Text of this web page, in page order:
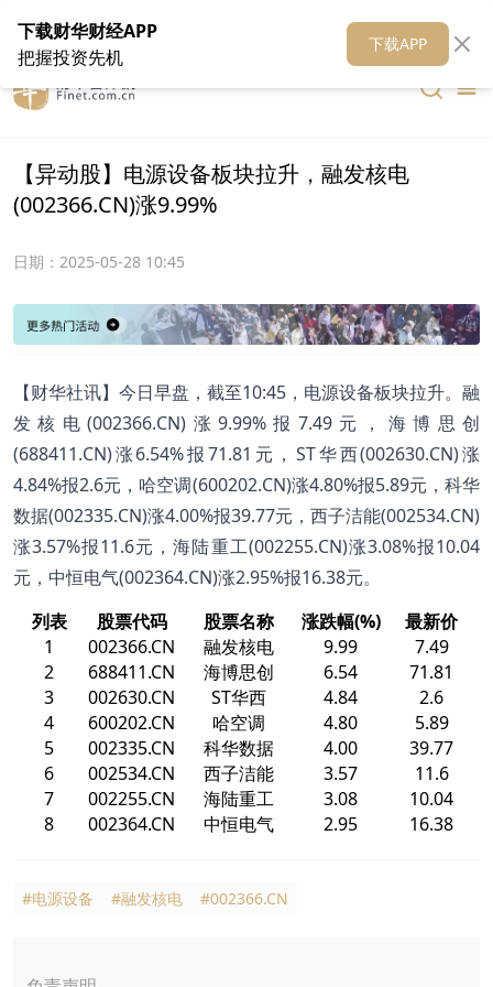
在线客服 关于我们 财华媒体矩阵 财华智库
【异动股】电源设备板块拉升，融发核电
(002366.CN)涨9.99%
日期： 2025-05-28 10:45
【财华社讯】今日早盘，截至10:45，电源设备板块拉升。融
发核电(002366.CN)涨9.99%报7.49元，海博思创
(688411.CN)涨6.54%报71.81元，ST华西(002630.CN)涨
4.84%报2.6元，哈空调(600202.CN)涨4.80%报5.89元，科华
数据(002335.CN)涨4.00%报39.77元，西子洁能(002534.CN)
涨3.57%报11.6元，海陆重工(002255.CN)涨3.08%报10.04
元，中恒电气(002364.CN)涨2.95%报16.38元。
列表
股票代码 股票名称 涨跌幅(%)
最新价
1
002366.CN 融发核电 9.99
7.49
2
688411.CN 海博思创 6.54
71.81
3
002630.CN ST华西 4.84
2.6
4
600202.CN 哈空调 4.80
5.89
5
002335.CN 科华数据 4.00
39.77
6
002534.CN 西子洁能 3.57
11.6
7
002255.CN 海陆重工 3.08
10.04
8
002364.CN 中恒电气 2.95 16.38
#电源设备 #融发核电 #002366.CN
下载财华财经APP
把握投资先机
下载APP